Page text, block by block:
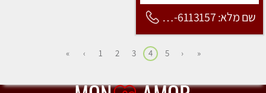
שם מלא: 053-6113157
«
‹
5
4
3
2
1
›
»